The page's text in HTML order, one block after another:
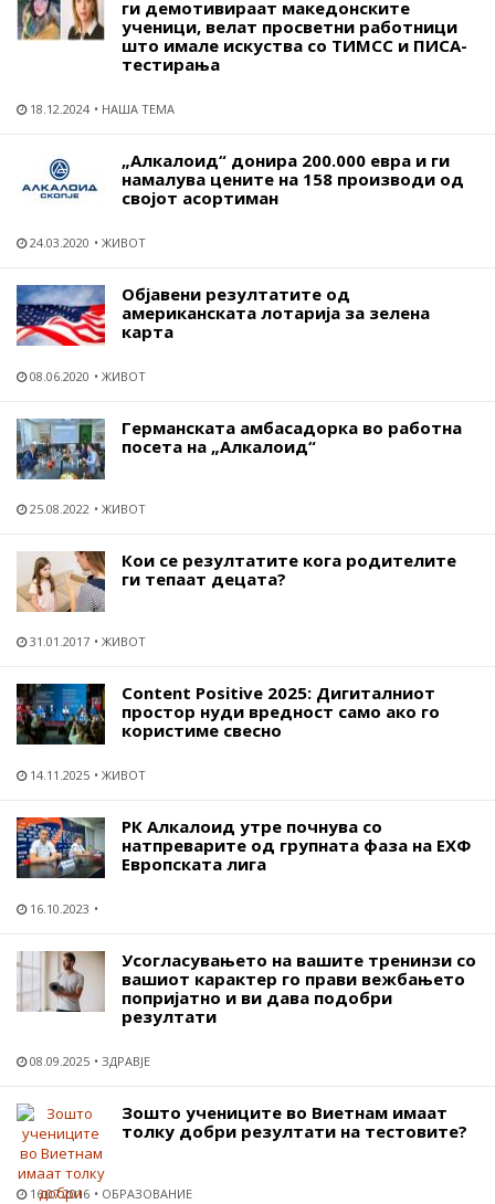
ги демотивираат македонските
ученици, велат просветни работници
што имале искуства со ТИМСС и ПИСА-
тестирања
18.12.2024 НАША ТЕМА
„Алкалоид“ донира 200.000 евра и ги
намалува цените на 158 производи од
својот асортиман
24.03.2020 ЖИВОТ
Објавени резултатите од
американската лотарија за зелена
карта
08.06.2020 ЖИВОТ
Германската амбасадорка во работна
посета на „Алкалоид“
25.08.2022 ЖИВОТ
Кои се резултатите кога родителите
ги тепаат децата?
31.01.2017 ЖИВОТ
Content Positive 2025: Дигиталниот
простор нуди вредност само ако го
користиме свесно
14.11.2025 ЖИВОТ
РК Алкалоид утре почнува со
натпреварите од групната фаза на ЕХФ
Европската лига
16.10.2023
Усогласувањето на вашите тренинзи со
вашиот карактер го прави вежбањето
попријатно и ви дава подобри
резултати
08.09.2025 ЗДРАВЈЕ
Зошто учениците во Виетнам имаат
толку добри резултати на тестовите?
16.07.2016 ОБРАЗОВАНИЕ